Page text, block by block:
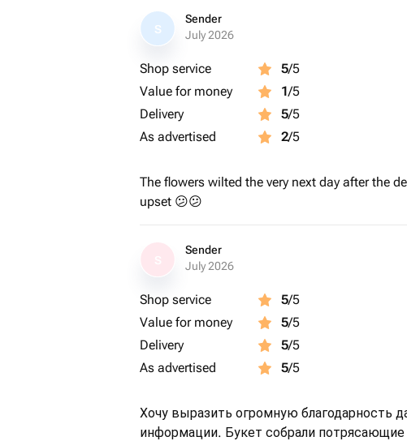
S
Sender
July 2026
Shop service 5/5
Value for money
1/5
Delivery
5/5
As advertised
2/5
The flowers wilted the very next day after the
upset 😕😕
Sender
July 2026
Shop service 5/5
Value for money
5/5
Delivery
5/5
As advertised
5/5
Хочу выразить огромную благодарность
информации. Букет собрали